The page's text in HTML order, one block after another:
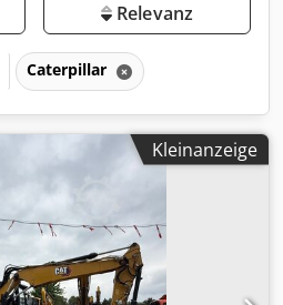
Relevanz
Caterpillar
Kleinanzeige